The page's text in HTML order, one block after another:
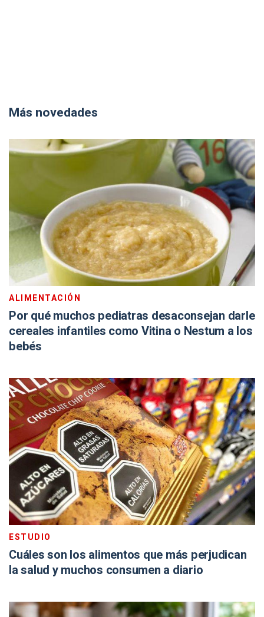
Más novedades
ALIMENTACIÓN
Por qué muchos pediatras desaconsejan darle
cereales infantiles como Vitina o Nestum a los
bebés
ESTUDIO
Cuáles son los alimentos que más perjudican
la salud y muchos consumen a diario